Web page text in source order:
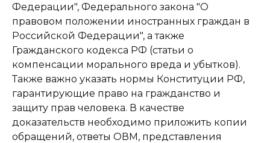
Федерации", Федерального закона "О
правовом положении иностранных граждан в
Российской Федерации", а также
Гражданского кодекса РФ (статьи о
компенсации морального вреда и убытков).
Также важно указать нормы Конституции РФ,
гарантирующие право на гражданство и
защиту прав человека. В качестве
доказательств необходимо приложить копии
обращений, ответы ОВМ, представления